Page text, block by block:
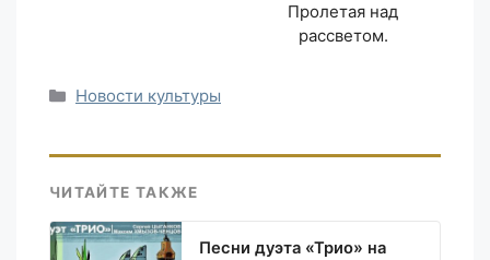
Пролетая над
рассветом.
Рубрики
Новости культуры
ЧИТАЙТЕ ТАКЖЕ
Песни дуэта «Трио» на